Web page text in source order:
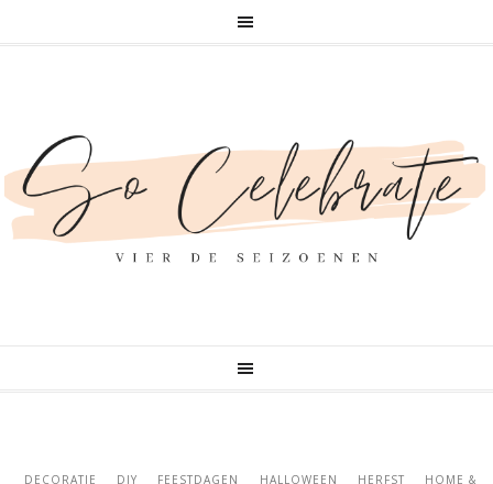
DECORATIE DIY FEESTDAGEN HALLOWEEN HERFST
HOME &